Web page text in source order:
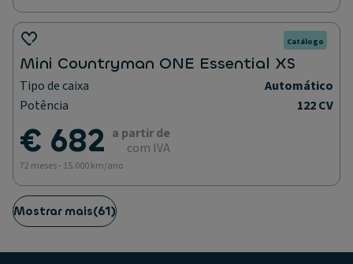
Catálogo
Mini Countryman ONE Essential XS
Tipo de caixa
Automático
Potência
122 CV
€ 682 a partir de
com IVA
72 meses - 15.000 km/ano
Mostrar mais(61)